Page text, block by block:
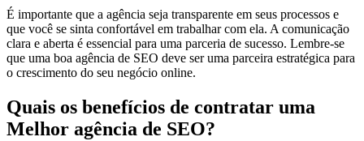
É importante que a agência seja transparente em seus processos e
que você se sinta confortável em trabalhar com ela. A comunicação
clara e aberta é essencial para uma parceria de sucesso. Lembre-se
que uma boa agência de SEO deve ser uma parceira estratégica para
o crescimento do seu negócio online.
Quais os benefícios de contratar uma
Melhor agência de SEO?